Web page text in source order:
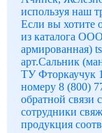
используя наш
Если вы хотите
из каталога
армированная)
арт.Сальник
ТУ Фторкаучук
номеру 8 (800)
обратной
сотрудники
продукция